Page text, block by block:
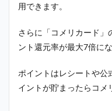
用できます。
さらに「コメリカード」
ント還元率が最大7倍にな
ポイントはレシートや公
イントが貯まったらコメ